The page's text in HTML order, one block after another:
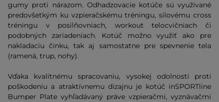
gumy proti nárazom. Odhadzovacie kotúče sú využívané
predovšetkým ku vzpieračskému tréningu, silovému cross
tréningu v posilňovniach, workout telocvičniach či
podobných zariadeniach. Kotúč možno využiť ako pre
nakladaciu činku, tak aj samostatne pre spevnenie tela
(ramená, trup, nohy).
Vďaka kvalitnému spracovaniu, vysokej odolnosti proti
poškodeniu a atraktívnemu dizajnu je kotúč inSPORTline
Bumper Plate vyhľadávaný práve vzpieračmi, vyznávačmi